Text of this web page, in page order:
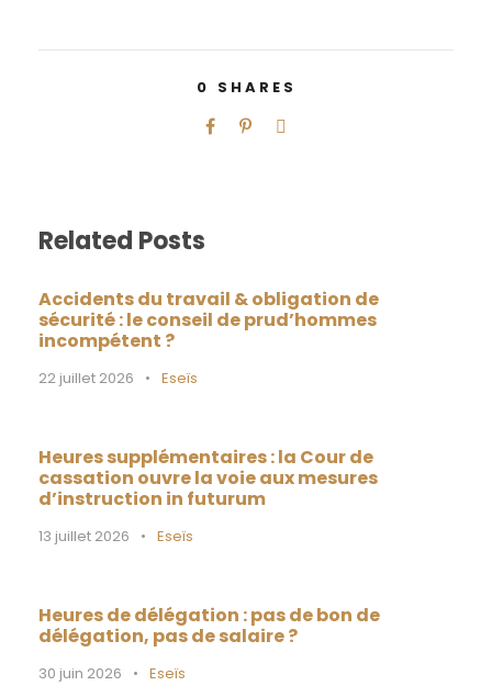
0 SHARES
Related Posts
Accidents du travail & obligation de
sécurité : le conseil de prud’hommes
incompétent ?
22 juillet 2026 • Eseïs
Heures supplémentaires : la Cour de
cassation ouvre la voie aux mesures
d’instruction in futurum
13 juillet 2026 • Eseïs
Heures de délégation : pas de bon de
délégation, pas de salaire ?
30 juin 2026 • Eseïs